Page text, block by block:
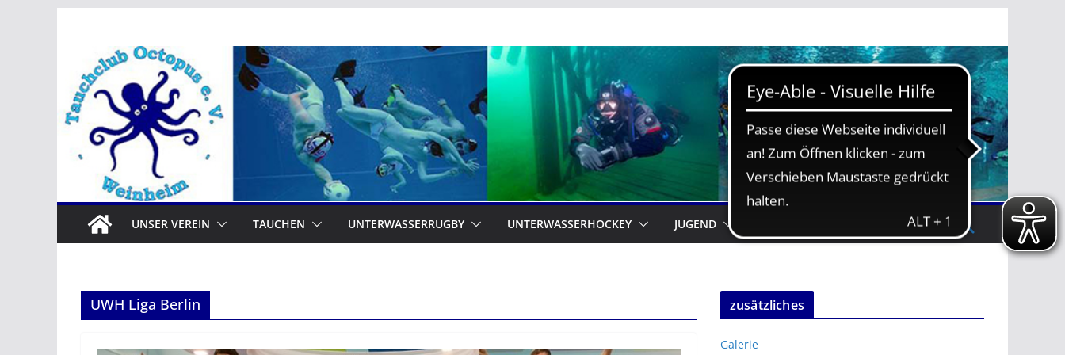
springen
UNSER VEREIN TAUCHEN UNTERWASSERRUGBY UNTERWASSERHOCKEY JUGEND
UWH Liga Berlin zusätzliches
Galerie